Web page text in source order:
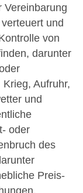
Vereinbarung
und
von
darunter
Aufruhr,
und
oder
des
Preis-